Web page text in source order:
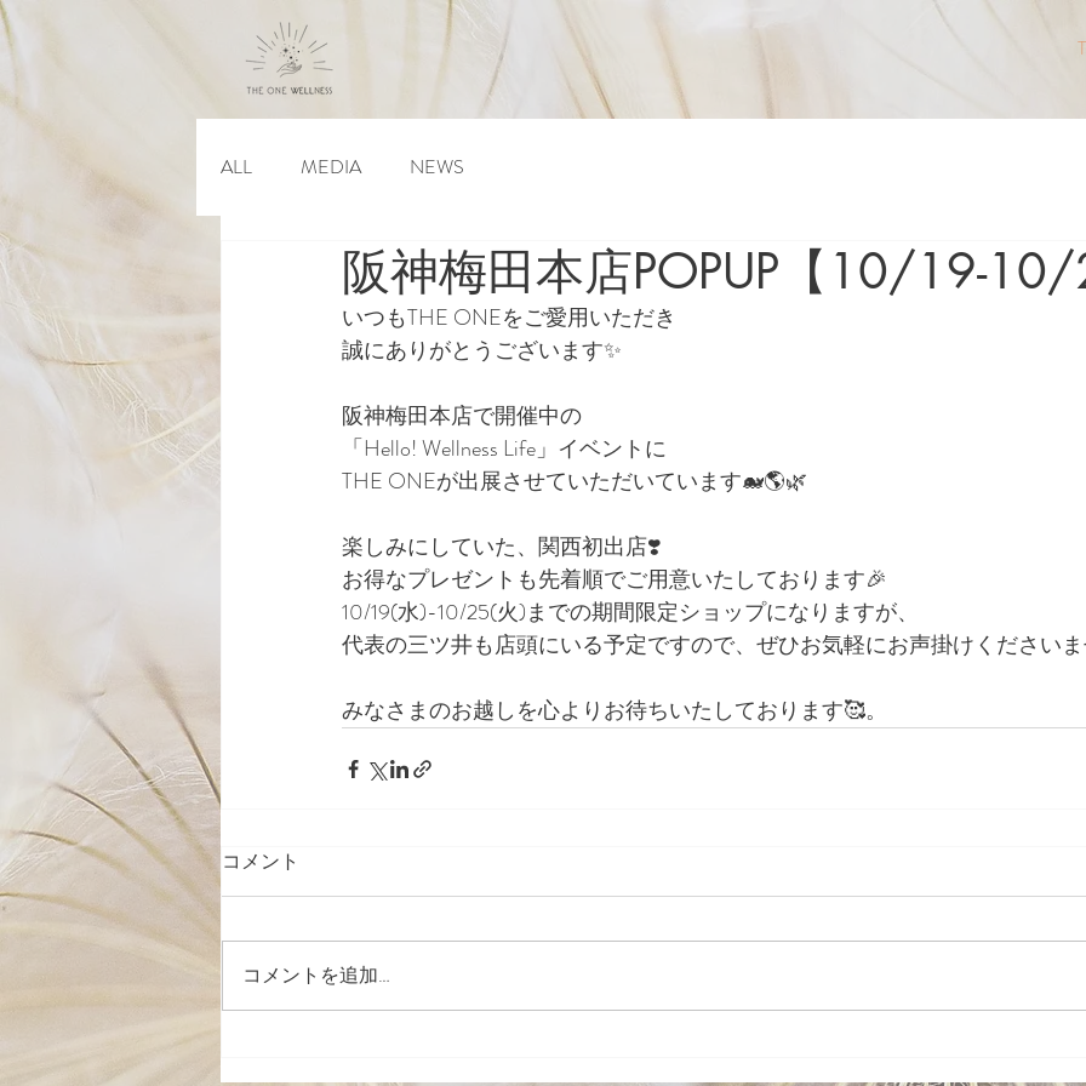
ALL MEDIA NEWS
阪神梅田本店POPUP【10/19-
いつもTHE ONEをご愛用いただき
誠にありがとうございます✨
阪神梅田本店で開催中の
「Hello! Wellness Life」イベントに
THE ONEが出展させていただいています🐋🌎🌿
楽しみにしていた、関西初出店❣️
お得なプレゼントも先着順でご用意いたしております🎉
10/19(水)-10/25(火)までの期間限定ショップになりますが、
代表の三ツ井も店頭にいる予定ですので、ぜひお気軽にお声掛けくださいま
みなさまのお越しを心よりお待ちいたしております🥰。
コメント
コメントを追加…